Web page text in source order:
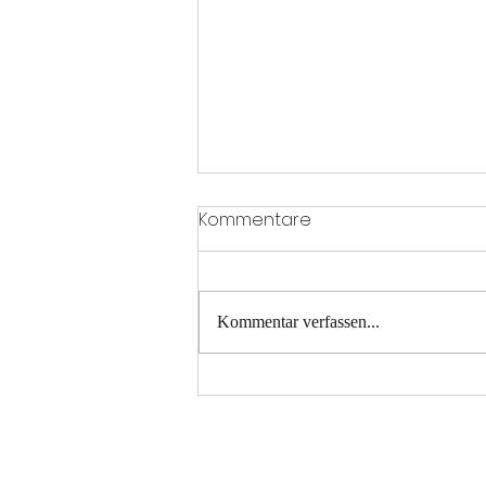
Erfolgreicher
Kommentare
Kommentar verfassen...